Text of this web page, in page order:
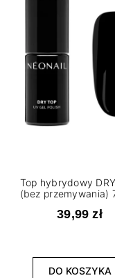
Top hybrydowy
(bez przemywania)
39,99 zł
DO KOSZYKA